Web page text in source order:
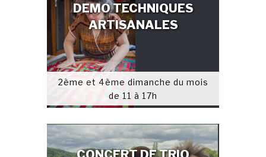
DEMO TECHNIQUES
ARTISANALES
2ème et 4ème dimanche du mois
de 11 à 17h